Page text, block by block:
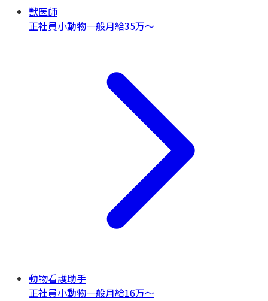
獣医師
正社員小動物一般月給35万〜
動物看護助手
正社員小動物一般月給16万〜